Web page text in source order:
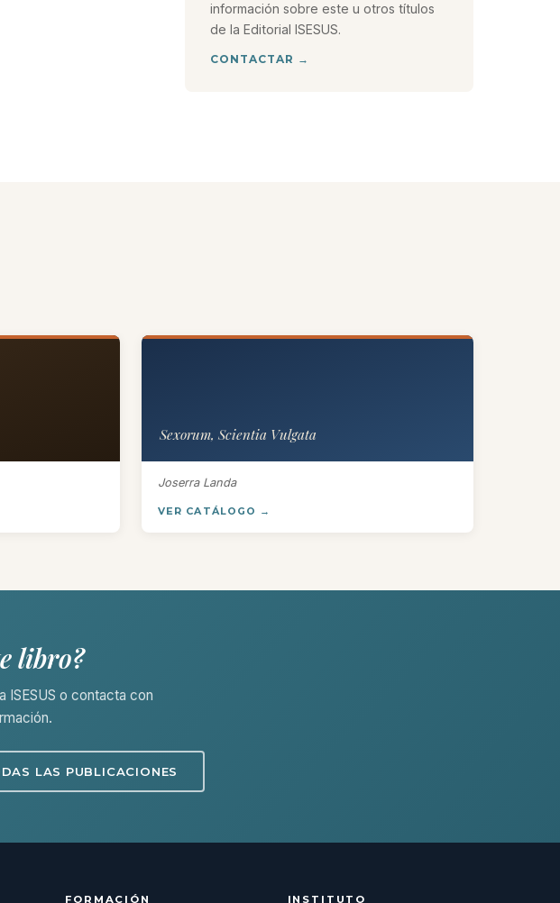
información sobre este u otros títulos
de la Editorial ISESUS.
CONTACTAR →
Sexorum, Scientia Vulgata
Joserra Landa
VER CATÁLOGO →
libro?
ISESUS o contacta con
LAS PUBLICACIONES
FORMACIÓN INSTITUTO